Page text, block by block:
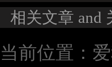
相关文章 and
当前位置：